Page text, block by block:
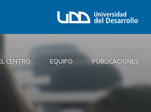
CENTRO EQUIPO PUBLICACIONES